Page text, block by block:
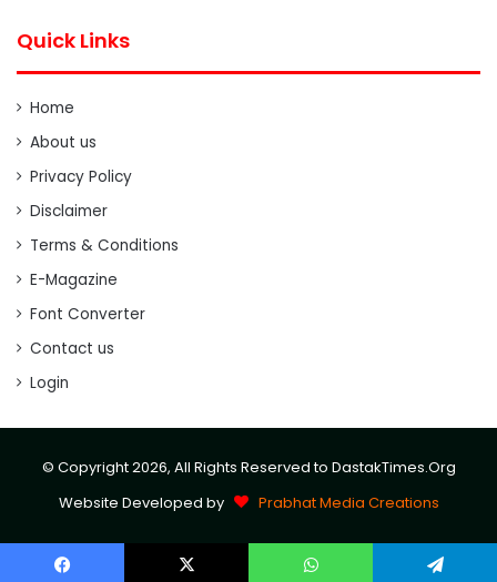
Quick Links
Home
About us
Privacy Policy
Disclaimer
Terms & Conditions
E-Magazine
Font Converter
Contact us
Login
© Copyright 2026, All Rights Reserved to DastakTimes.Org
Website Developed by
Prabhat Media Creations